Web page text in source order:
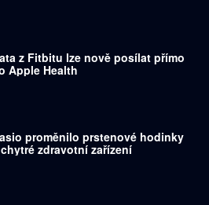
z Fitbitu lze nově posílat přímo
Apple Health
proměnilo prstenové hodinky
zdravotní zařízení